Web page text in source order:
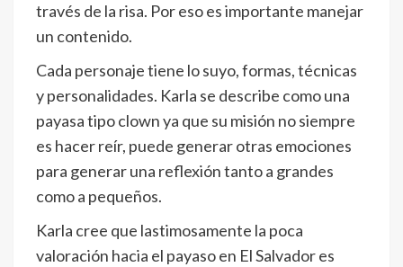
través de la risa. Por eso es importante manejar
un contenido.
Cada personaje tiene lo suyo, formas, técnicas
y personalidades. Karla se describe como una
payasa tipo clown ya que su misión no siempre
es hacer reír, puede generar otras emociones
para generar una reflexión tanto a grandes
como a pequeños.
Karla cree que lastimosamente la poca
valoración hacia el payaso en El Salvador es